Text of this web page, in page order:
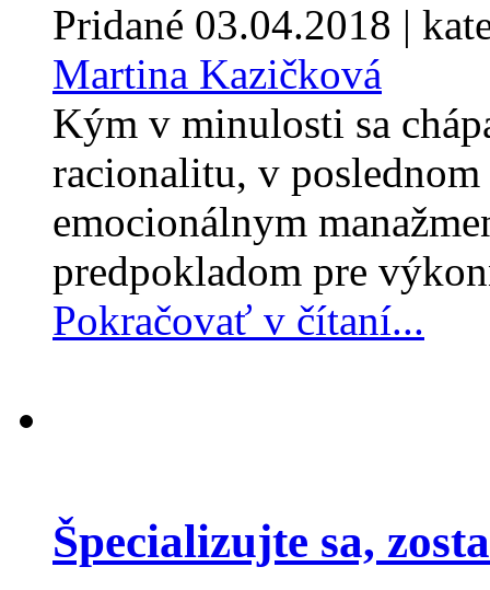
Pridané 03.04.2018 |
Martina Kazičková
Kým v minulosti sa
racionalitu, v poslednom
emocionálnym
predpokladom pre
Pokračovať v čítaní...
Špecializujte sa,